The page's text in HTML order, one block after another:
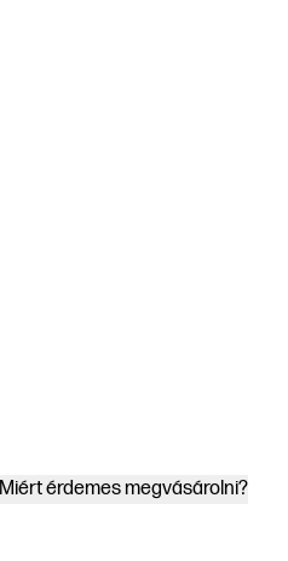
Miért érdemes megvásárolni?